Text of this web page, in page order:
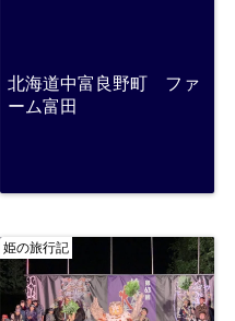
北海道中富良野町 ファ
ーム富田
姫の旅行記